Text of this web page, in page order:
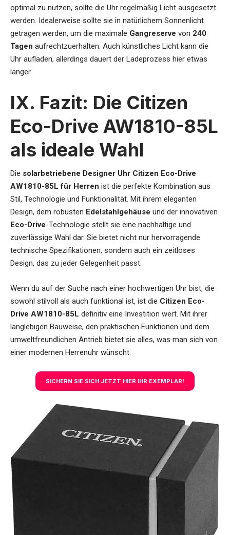
optimal zu nutzen, sollte die Uhr regelmäßig Licht ausgesetzt
werden. Idealerweise sollte sie in natürlichem Sonnenlicht
getragen werden, um die maximale Gangreserve von 240
Tagen aufrechtzuerhalten. Auch künstliches Licht kann die
Uhr aufladen, allerdings dauert der Ladeprozess hier etwas
länger.
IX. Fazit: Die Citizen
Eco-Drive AW1810-85L
als ideale Wahl
Die solarbetriebene Designer Uhr Citizen Eco-Drive
AW1810-85L für Herren ist die perfekte Kombination aus
Stil, Technologie und Funktionalität. Mit ihrem eleganten
Design, dem robusten Edelstahlgehäuse und der innovativen
Eco-Drive-Technologie stellt sie eine nachhaltige und
zuverlässige Wahl dar. Sie bietet nicht nur hervorragende
technische Spezifikationen, sondern auch ein zeitloses
Design, das zu jeder Gelegenheit passt.
Wenn du auf der Suche nach einer hochwertigen Uhr bist, die
sowohl stilvoll als auch funktional ist, ist die Citizen Eco-
Drive AW1810-85L definitiv eine Investition wert. Mit ihrer
langlebigen Bauweise, den praktischen Funktionen und dem
umweltfreundlichen Antrieb bietet sie alles, was man sich von
einer modernen Herrenuhr wünscht.
SICHERN SIE SICH JETZT HIER IHR EXEMPLAR!